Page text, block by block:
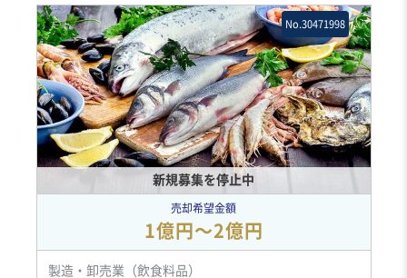
新規募集を停止中
No.30471998
売却希望金額
1億円〜2億円
製造・卸売業（飲食料品）